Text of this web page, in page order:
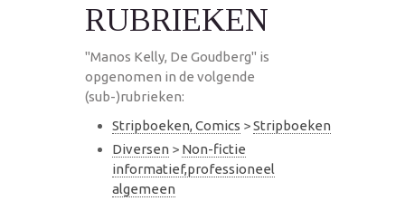
RUBRIEKEN
"Manos Kelly, De Goudberg" is
opgenomen in de volgende
(sub-)rubrieken:
Stripboeken, Comics >Stripboeken
Diversen > Non-fictie
informatief,professioneel
algemeen